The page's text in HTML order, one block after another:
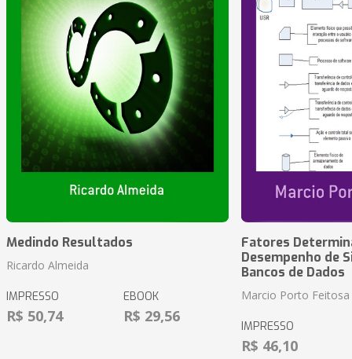
Medindo Resultados
Ricardo Almeida
IMPRESSO
R$ 50,74
EBOOK
R$ 29,56
Fatores
Desempenho de
Bancos de Dados
Marcio Porto Feitosa
IMPRESSO
R$ 46,10